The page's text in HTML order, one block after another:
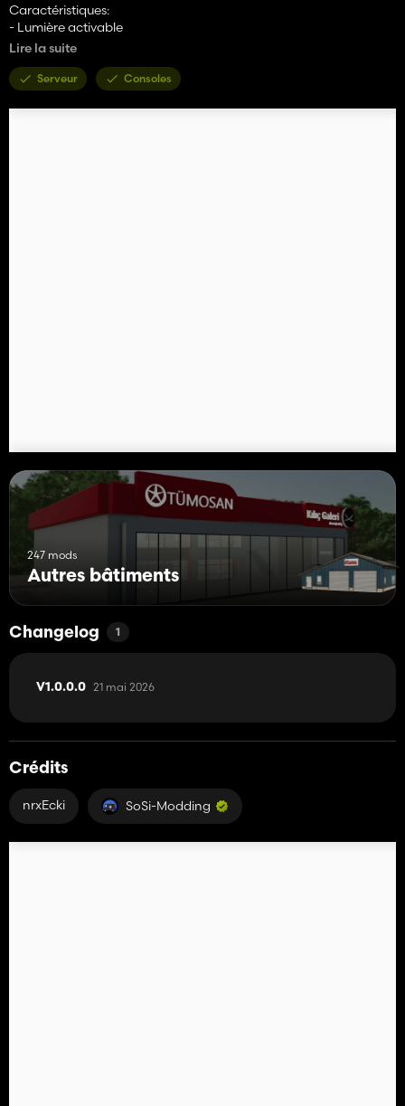
Caractéristiques:
- Lumière activable
- Espace bureau
Et bien d'autres fonctions.
Lire la suite
Serveur Consoles
247 mods
Autres bâtiments
Changelog 1
V1.0.0.0 21 mai 2026
Crédits
nrxEcki SoSi-Modding